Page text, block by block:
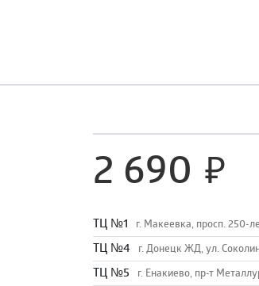
2 690
TЦ №1 г. Макеевка, просп. 250-
TЦ №4 г. Донецк ЖД, ул.
TЦ №5 г. Енакиево, пр-т